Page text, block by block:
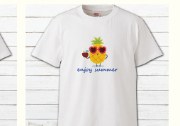
クリエイター 絵師 オリ
ジナル デザイン グッ
ズ プリント白Tシャツ P
Bブランド 半袖 デザイ
ン コラボ H-7